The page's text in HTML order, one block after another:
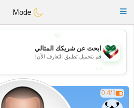
KuwaitChat
Toggle
💕
ابحث عن شريكك المثالي
قم بتحميل تطبيق التعارف الآن!
0.4/1